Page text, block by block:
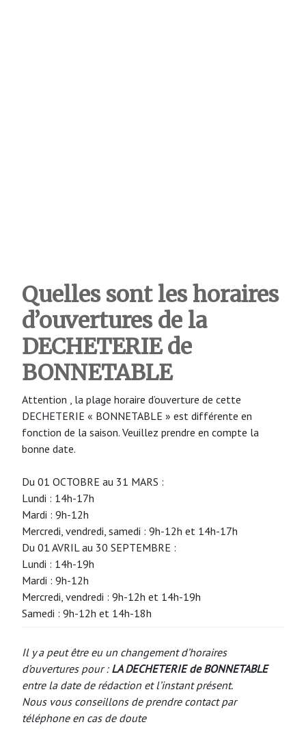
Quelles sont les horaires
d’ouvertures de la
DECHETERIE de
BONNETABLE
Attention , la plage horaire d’ouverture de cette
DECHETERIE « BONNETABLE » est différente en
fonction de la saison. Veuillez prendre en compte la
bonne date.
Du 01 OCTOBRE au 31 MARS :
Lundi : 14h-17h
Mardi : 9h-12h
Mercredi, vendredi, samedi : 9h-12h et 14h-17h
Du 01 AVRIL au 30 SEPTEMBRE :
Lundi : 14h-19h
Mardi : 9h-12h
Mercredi, vendredi : 9h-12h et 14h-19h
Samedi : 9h-12h et 14h-18h
Il y a peut être eu un changement d’horaires
d’ouvertures pour : LA DECHETERIE de BONNETABLE
entre la date de rédaction et l’instant présent.
Nous vous conseillons de prendre contact par
téléphone en cas de doute